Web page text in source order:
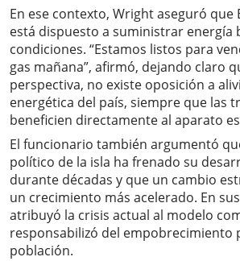
En ese contexto, Wright aseguró que
está dispuesto a suministrar energía
condiciones. “Estamos listos para
gas mañana”, afirmó, dejando claro
perspectiva, no existe oposición a
energética del país, siempre que las
beneficien directamente al aparato
El funcionario también argumentó
político de la isla ha frenado su
durante décadas y que un cambio
un crecimiento más acelerado. En
atribuyó la crisis actual al modelo
responsabilizó del empobrecimiento
población.